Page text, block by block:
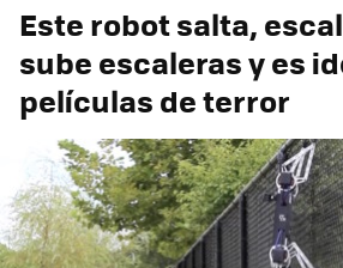
Este robot salta,
sube escaleras y es
películas de terror